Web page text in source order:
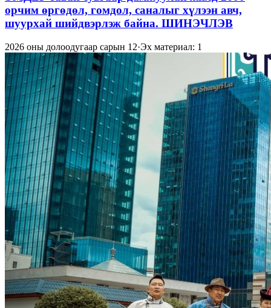
орчим өргөдөл, гомдол, саналыг хүлээн авч,
шуурхай шийдвэрлэж байна. ШИНЭЧЛЭВ
2026 оны долоодугаар сарын 12·Эх материал: 1